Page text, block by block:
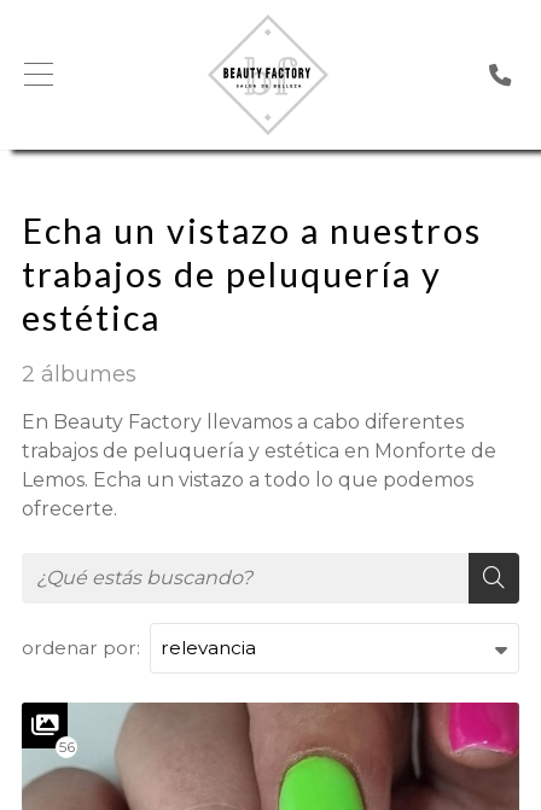
Echa un vistazo a nuestros
trabajos de peluquería y
estética
2 álbumes
En Beauty Factory llevamos a cabo diferentes
trabajos de peluquería y estética en Monforte de
Lemos. Echa un vistazo a todo lo que podemos
ofrecerte.
ordenar por:
56